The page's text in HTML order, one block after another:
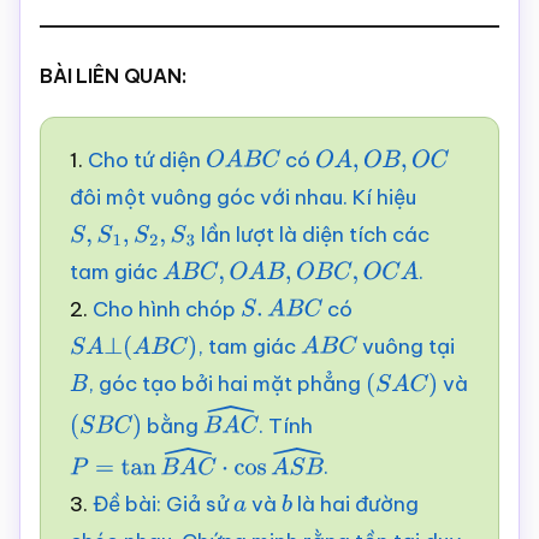
BÀI LIÊN QUAN:
1. Cho tứ diện OABC có OA,OB,OC
đôi một vuông góc với nhau. Kí hiệu
S,S1,S2,S3
lần lượt là diện tích các
tam giácABC,O AB,OB C,OCA
.
2. Cho hình chóp S.ABC
có
SA⊥(ABC) , tam giácABC vuông tại
B , góc tạo bởi hai mặt phẳng (SAC) và
(SBC) bằng BAC^. Tính
P=tanBAC^⋅cos ASB ^
.
3. Đề bài: Giả sửavà blà hai đường